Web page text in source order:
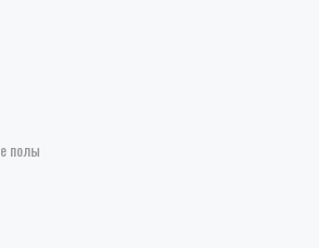
полы